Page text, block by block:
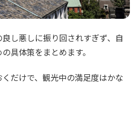
し悪しに振り回されすぎず、自
具体策をまとめます。
だけで、観光中の満足度はかな